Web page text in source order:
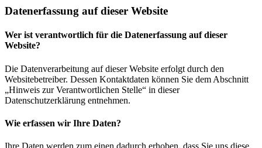
Datenerfassung auf dieser Website
Wer ist verantwortlich für die Datenerfassung auf dieser
Website?
Die Datenverarbeitung auf dieser Website erfolgt durch den
Websitebetreiber. Dessen Kontaktdaten können Sie dem Abschnitt
„Hinweis zur Verantwortlichen Stelle“ in dieser
Datenschutzerklärung entnehmen.
Wie erfassen wir Ihre Daten?